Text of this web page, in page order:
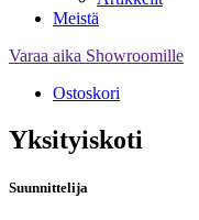
Meistä
Varaa aika Showroomille
Ostoskori
Yksityiskoti
Suunnittelija